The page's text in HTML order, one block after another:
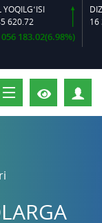
16 384